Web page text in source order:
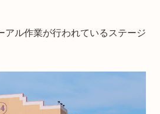
アル作業が行われているステージ